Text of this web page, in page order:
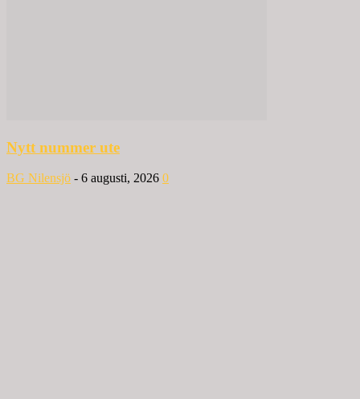
Nytt nummer ute
BG Nilensjö - 6 augusti, 2026 0